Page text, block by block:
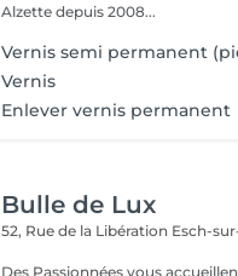
Alzette depuis 2008...
Vernis semi permanent
Vernis
Enlever vernis permanent
Bulle de Lux
52, Rue de la Libération Esch-
Des Passionnées vous